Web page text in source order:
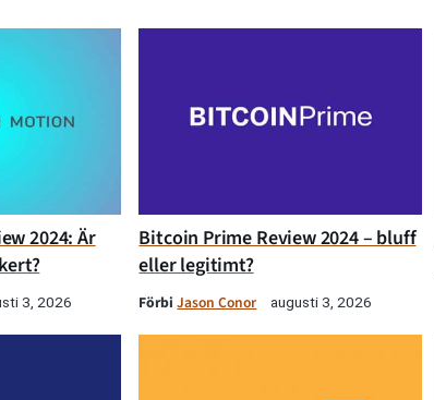
2024: Är
3, 2026
Bitcoin Prime Review 2024 – bluff
eller legitimt?
FörbiJason Conor augusti 3, 2026